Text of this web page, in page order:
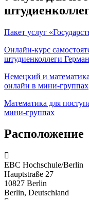
Пакет услуг
Онлайн-курс
штудиенколлеги
Немецкий и
онлайн в мини-группах
Математика для
мини-группах
Расположение
EBC Hochschule/Berlin
Hauptstraße 27
10827 Berlin
Berlin, Deutschland